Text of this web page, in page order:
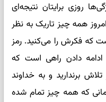
روزی برایتان نتیجه‌ای
همه چیز تاریک به نظر
که فکرش را می‌کنید. رمز
دادن راهی است که
برندارید و به خداوند
که همه چیز تمام شده